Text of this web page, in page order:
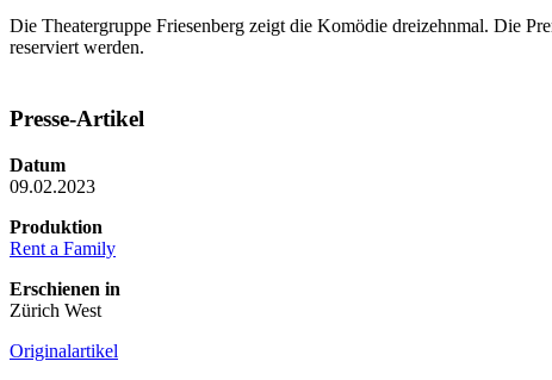
Die Theatergruppe Friesenberg zeigt die Komödie dreizehnmal. Die
reserviert werden.
Presse-Artikel
Datum
09.02.2023
Produktion
Rent a Family
Erschienen in
Zürich West
Originalartikel